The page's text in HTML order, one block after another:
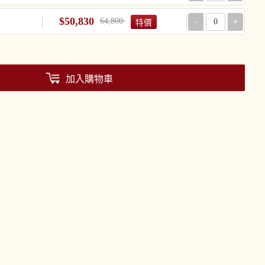
$50,830 64,800 特價 - +
加入購物車